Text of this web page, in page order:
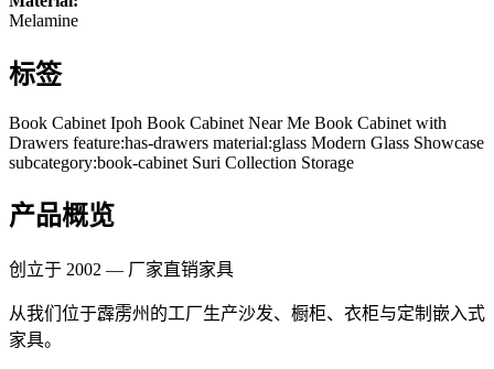
Melamine
标签
Book Cabinet Ipoh Book Cabinet Near Me Book Cabinet with
Drawers feature:has-drawers material:glass Modern Glass Showcase
subcategory:book-cabinet Suri Collection Storage
产品概览
创立于 2002 — 厂家直销家具
从我们位于霹雳州的工厂生产沙发、橱柜、衣柜与定制嵌入式
家具。